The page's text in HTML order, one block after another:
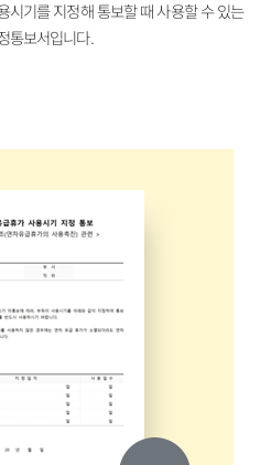
시기를 지정해 통보할 때 사용할 수 있는
통보서입니다.